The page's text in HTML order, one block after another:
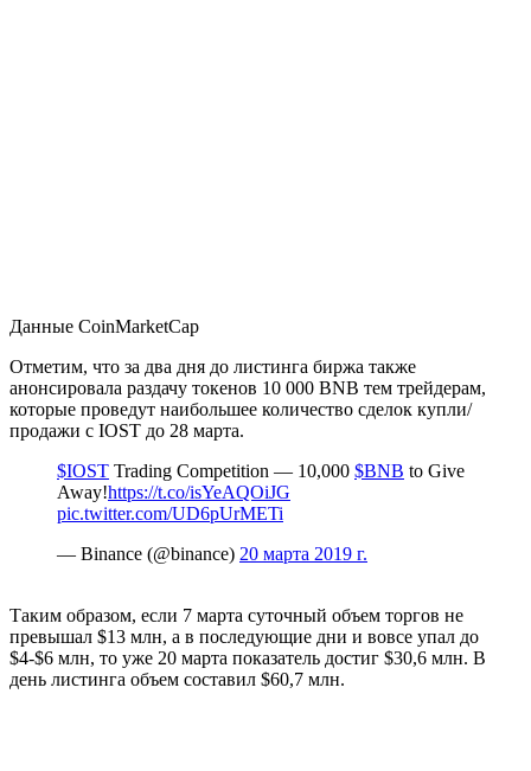
Данные CoinMarketCap
Отметим, что за два дня до листинга биржа также
анонсировала раздачу токенов 10 000 BNB тем трейдерам,
которые проведут наибольшее количество сделок купли/
продажи с IOST до 28 марта.
$IOST Trading Competition — 10,000 $BNB to Give
Away!https://t.co/isYeAQOiJG
pic.twitter.com/UD6pUrMETi
— Binance (@binance) 20 марта 2019 г.
Таким образом, если 7 марта суточный объем торгов не
превышал $13 млн, а в последующие дни и вовсе упал до
$4-$6 млн, то уже 20 марта показатель достиг $30,6 млн. В
день листинга объем составил $60,7 млн.